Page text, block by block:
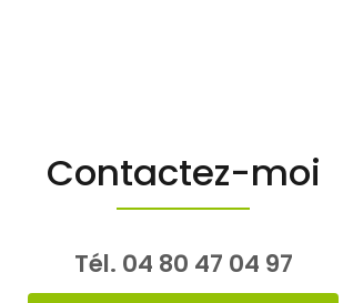
Contactez-moi
Tél. 04 80 47 04 97